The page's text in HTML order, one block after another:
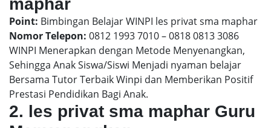
maphar
Point: Bimbingan Belajar WINPI les privat sma maphar
Nomor Telepon: 0812 1993 7010 – 0818 0813 3086
WINPI Menerapkan dengan Metode Menyenangkan,
Sehingga Anak Siswa/Siswi Menjadi nyaman belajar
Bersama Tutor Terbaik Winpi dan Memberikan Positif
Prestasi Pendidikan Bagi Anak.
2. les privat sma maphar Guru